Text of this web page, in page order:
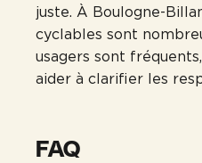
juste. À Boulogne-
cyclables sont
usagers sont
aider à clarifier les
FAQ